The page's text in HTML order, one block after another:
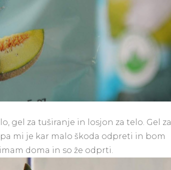
gel za tuširanje in losjon za telo. Gel za
mi je kar malo škoda odpreti in bom
doma in so že odprti.